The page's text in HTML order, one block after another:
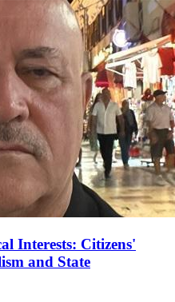
Interests: Citizens'
and State